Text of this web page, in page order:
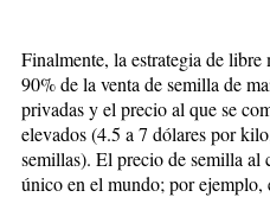
Finalmente, la estrategia de
90% de la venta de semilla de
privadas y el precio al que se
elevados (4.5 a 7 dólares por
semillas). El precio de semilla al
único en el mundo; por